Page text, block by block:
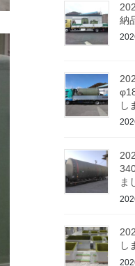
納
し
ま
し